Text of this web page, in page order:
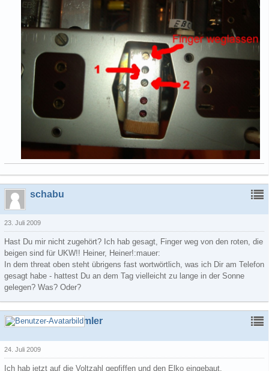
schabu
23. Juli 2009
Hast Du mir nicht zugehört? Ich hab gesagt, Finger weg von den roten, die
beigen sind für UKW!! Heiner, Heiner!:mauer:
In dem threat oben steht übrigens fast wortwörtlich, was ich Dir am Telefon
gesagt habe - hattest Du an dem Tag vielleicht zu lange in der Sonne
gelegen? Was? Oder?
Schrottsammler
24. Juli 2009
Ich hab jetzt auf die Voltzahl gepfiffen und den Elko eingebaut.